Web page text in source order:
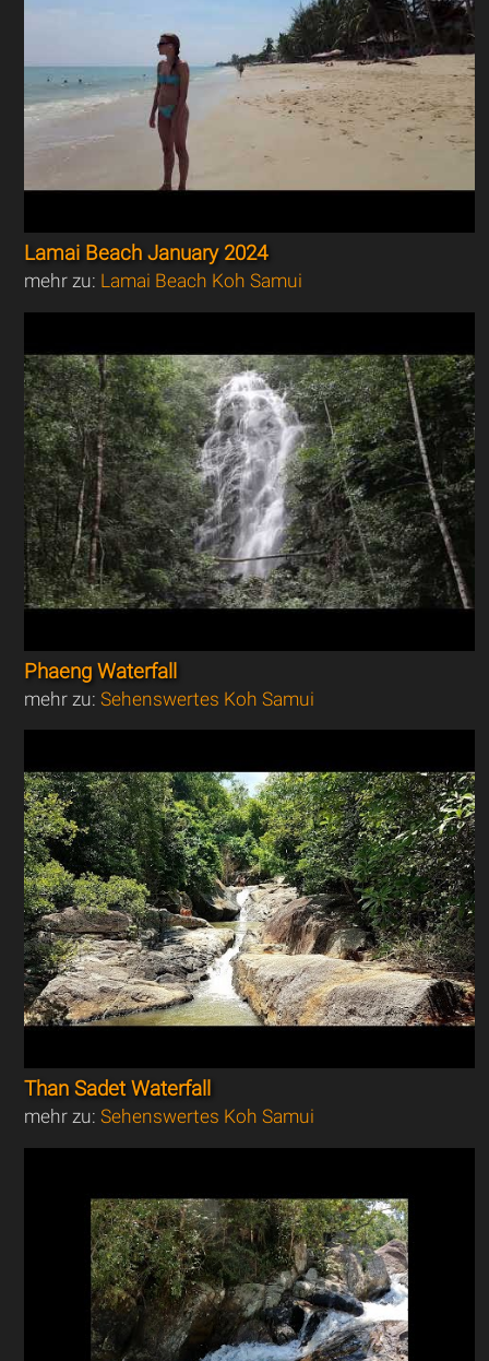
Lamai Beach January 2024
mehr zu: Lamai Beach Koh Samui
Phaeng Waterfall
mehr zu:Sehenswertes Koh Samui
Than Sadet Waterfall
mehr zu:Sehenswertes Koh Samui